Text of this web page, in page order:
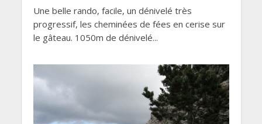
Une belle rando, facile, un dénivelé très
progressif, les cheminées de fées en cerise sur
le gâteau. 1050m de dénivelé...